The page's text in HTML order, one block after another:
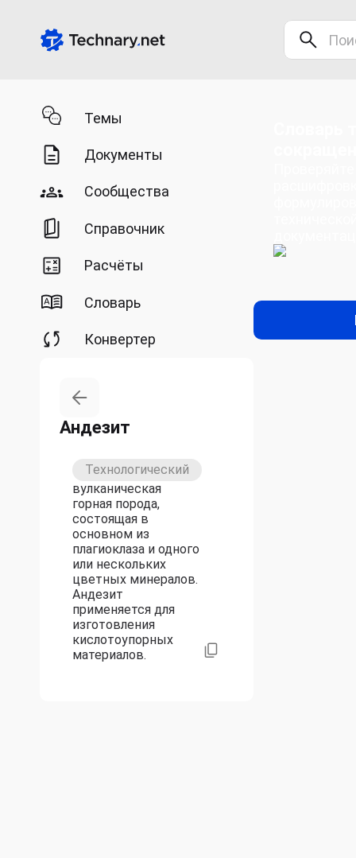
Темы
Документы
Сообщества
Справочник
Расчёты
Словарь
Конвертер
Андезит
Технологический
вулканическая
горная порода,
состоящая в
основном из
плагиоклаза и одного
или нескольких
цветных минералов.
Андезит
применяется для
изготовления
кислотоупорных
материалов.